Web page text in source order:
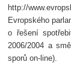
http://
Evropského
o řešení
2006/2004 a
sporů on-line).